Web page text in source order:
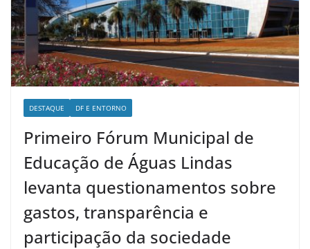
DESTAQUE DF E ENTORNO
Primeiro Fórum Municipal de
Educação de Águas Lindas
levanta questionamentos sobre
gastos, transparência e
participação da sociedade